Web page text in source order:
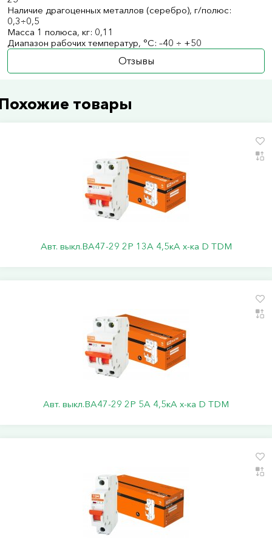
Наличие драгоценных металлов (серебро), г/полюс:
0,3÷0,5
Масса 1 полюса, кг: 0,11
Диапазон рабочих температур, °С: –40 ÷ +50
Отзывы
товары
Авт. выкл.ВА47-29 2Р 13А 4,5кА х-ка D TDM
Авт. выкл.ВА47-29 2Р 5А 4,5кА х-ка D TDM